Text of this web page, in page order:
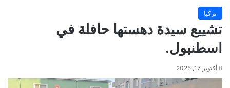
تركيا
تشييع سيدة دهستها حافلة في
اسطنبول.
أكتوبر 17, 2025